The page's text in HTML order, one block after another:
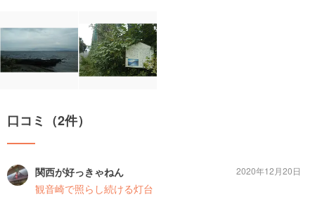
口コミ（2件）
関西が好っきゃねん
観音崎で照らし続ける灯台
2020年12月20日